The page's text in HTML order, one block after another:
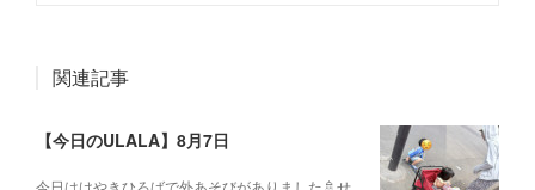
関連記事
【今日のULALA】8月7日
今日はけやきひろばで外あそびがありました🚿せ